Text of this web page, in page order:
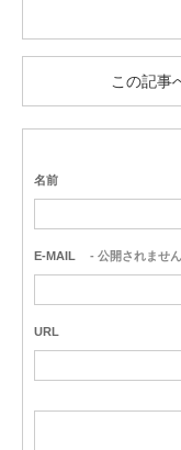
この記事
名前
E-MAIL - 公開されませ
URL